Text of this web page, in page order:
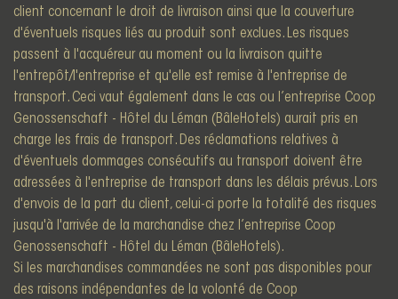
client concernant le droit de livraison ainsi que la couverture
d'éventuels risques liés au produit sont exclues. Les risques
passent à l'acquéreur au moment ou la livraison quitte
l'entrepôt/l'entreprise et qu'elle est remise à l'entreprise de
transport. Ceci vaut également dans le cas ou l’entreprise Coop
Genossenschaft - Hôtel du Léman (BâleHotels) aurait pris en
charge les frais de transport. Des réclamations relatives à
d'éventuels dommages consécutifs au transport doivent être
adressées à l'entreprise de transport dans les délais prévus. Lors
d'envois de la part du client, celui-ci porte la totalité des risques
jusqu'à l'arrivée de la marchandise chez l’entreprise Coop
Genossenschaft - Hôtel du Léman (BâleHotels).
Si les marchandises commandées ne sont pas disponibles pour
des raisons indépendantes de la volonté de Coop